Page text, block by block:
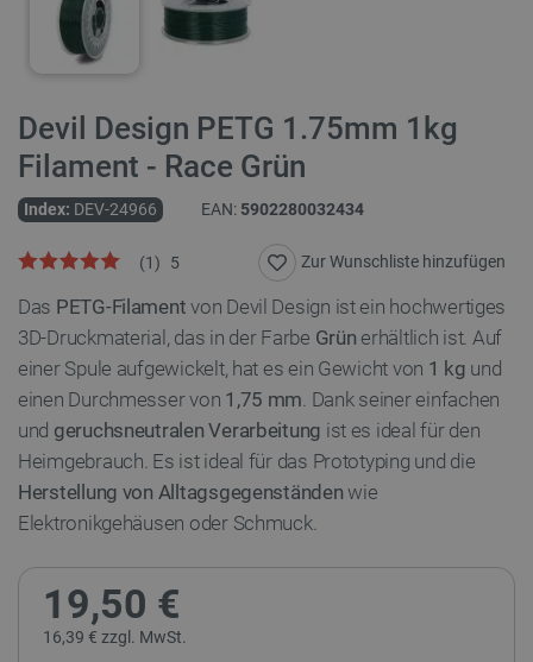
Devil Design PETG 1.75mm 1kg
Filament - Race Grün
Index: DEV-24966 EAN: 5902280032434
5
(1) Zur Wunschliste hinzufügen
Das PETG-Filament von Devil Design ist ein hochwertiges
3D-Druckmaterial, das in der Farbe Grün erhältlich ist. Auf
einer Spule aufgewickelt, hat es ein Gewicht von 1 kg und
einen Durchmesser von 1,75 mm. Dank seiner einfachen
und geruchsneutralen Verarbeitung ist es ideal für den
Heimgebrauch. Es ist ideal für das Prototyping und die
Herstellung von Alltagsgegenständen wie
Elektronikgehäusen oder Schmuck.
19,50 €
16,39 € zzgl. MwSt.